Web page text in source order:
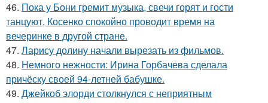
46. Пока у Бони гремит музыка, свечи горят и гости
танцуют, Косенко спокойно проводит время на
вечеринке в другой стране.
47. Ларису долину начали вырезать из фильмов.
48. Немного нежности: Ирина Горбачева сделала
причёску своей 94-летней бабушке.
49. Джейкоб элорди столкнулся с неприятным